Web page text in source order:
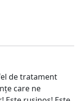
de tratament
care ne